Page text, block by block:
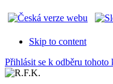
Skip to content
Přihlásit se k odběru tohoto